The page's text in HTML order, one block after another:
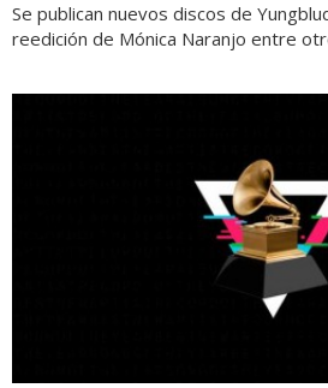
Se publican nuevos discos de
reedición de Mónica Naranjo entre